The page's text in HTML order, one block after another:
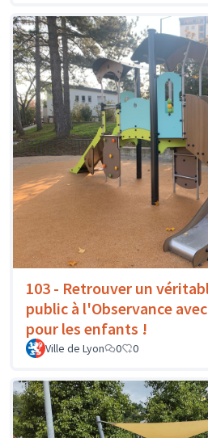
103 - Retrouver un
public à l'Observance
pour les enfants !
Ville de Lyon 0 0